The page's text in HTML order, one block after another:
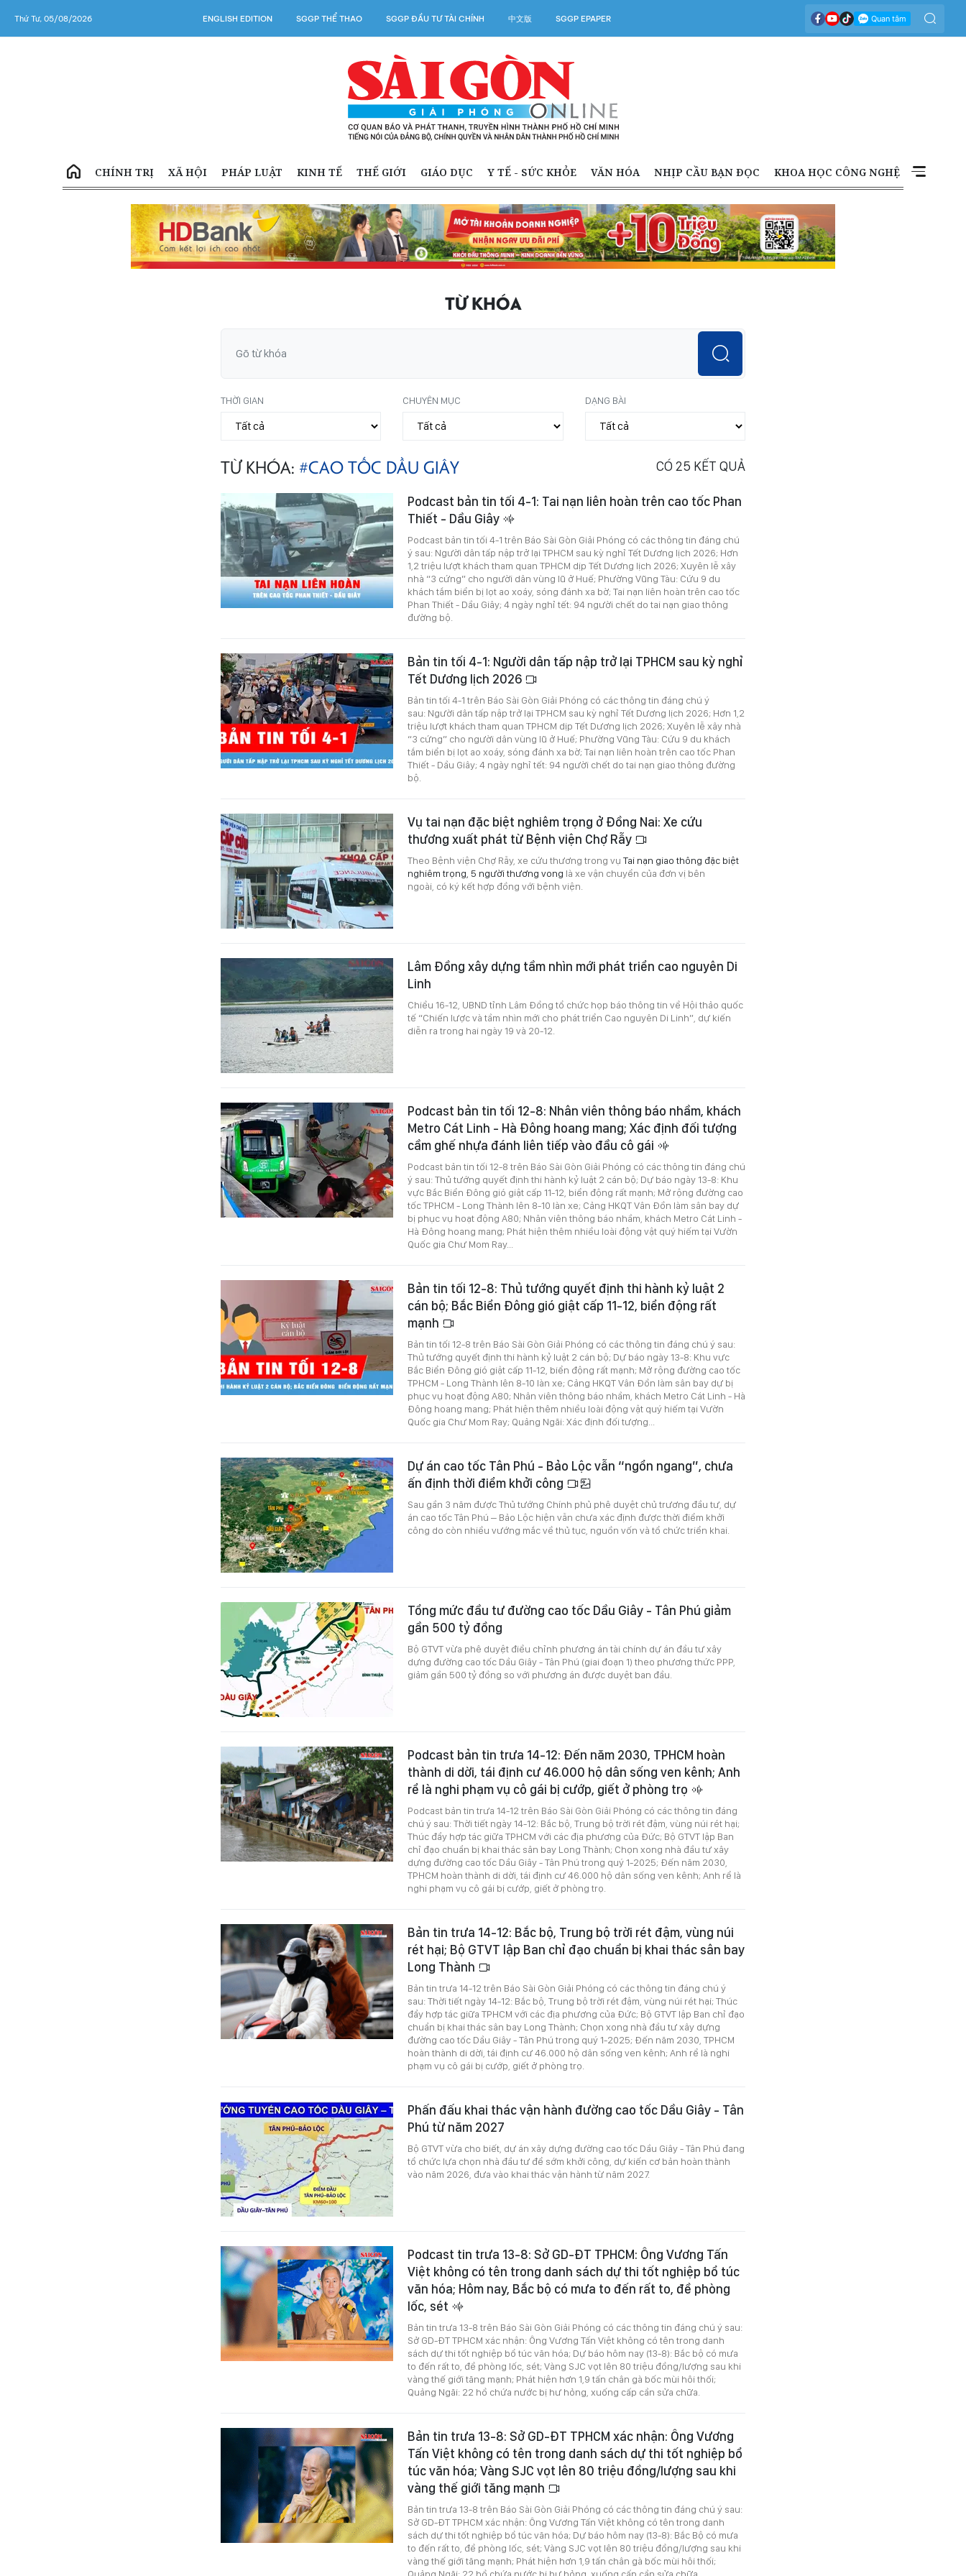
Thứ Tư, 05/08/2026 ENGLISH EDITION SGGP THỂ THAO SGGP ĐẦU TƯ TÀI CHÍNH 中文版 SGGP EPAPER
CHÍNH TRỊ XÃ HỘI PHÁP LUẬT KINH TẾ THẾ GIỚI GIÁO DỤC Y TẾ - SỨC KHỎE VĂN HÓA NHỊP CẦU BẠN ĐỌC KHOA HỌC CÔNG NGHỆ
TỪ KHÓA
THỜI GIAN CHUYÊN MỤC DẠNG BÀI
TỪ KHÓA: #CAO TỐC DẦU GIÂY CÓ 25 KẾT QUẢ
Podcast bản tin tối 4-1: Tai nạn liên hoàn trên cao tốc Phan
Thiết - Dầu Giây
Podcast bản tin tối 4-1 trên Báo Sài Gòn Giải Phóng có các thông tin đáng chú
ý sau: Người dân tấp nập trở lại TPHCM sau kỳ nghỉ Tết Dương lịch 2026; Hơn
1,2 triệu lượt khách tham quan TPHCM dịp Tết Dương lịch 2026; Xuyên lễ xây
nhà “3 cứng” cho người dân vùng lũ ở Huế; Phường Vũng Tàu: Cứu 9 du
khách tắm biển bị lọt ao xoáy, sóng đánh xa bờ; Tai nạn liên hoàn trên cao tốc
Phan Thiết - Dầu Giây; 4 ngày nghỉ tết: 94 người chết do tai nạn giao thông
đường bộ.
Bản tin tối 4-1: Người dân tấp nập trở lại TPHCM sau kỳ nghỉ
Tết Dương lịch 2026
Bản tin tối 4-1 trên Báo Sài Gòn Giải Phóng có các thông tin đáng chú ý
sau: Người dân tấp nập trở lại TPHCM sau kỳ nghỉ Tết Dương lịch 2026; Hơn 1,2
triệu lượt khách tham quan TPHCM dịp Tết Dương lịch 2026; Xuyên lễ xây nhà
“3 cứng” cho người dân vùng lũ ở Huế; Phường Vũng Tàu: Cứu 9 du khách
tắm biển bị lọt ao xoáy, sóng đánh xa bờ; Tai nạn liên hoàn trên cao tốc Phan
Thiết - Dầu Giây; 4 ngày nghỉ tết: 94 người chết do tai nạn giao thông đường
bộ.
Vụ tai nạn đặc biệt nghiêm trọng ở Đồng Nai: Xe cứu
thương xuất phát từ Bệnh viện Chợ Rẫy
Theo Bệnh viện Chợ Rẫy, xe cứu thương trong vụ Tai nạn giao thông đặc biệt
nghiêm trọng, 5 người thương vong là xe vận chuyển của đơn vị bên
ngoài, có ký kết hợp đồng với bệnh viện.
Lâm Đồng xây dựng tầm nhìn mới phát triển cao nguyên Di
Linh
Chiều 16-12, UBND tỉnh Lâm Đồng tổ chức họp báo thông tin về Hội thảo quốc
tế “Chiến lược và tầm nhìn mới cho phát triển Cao nguyên Di Linh”, dự kiến
diễn ra trong hai ngày 19 và 20-12.
Podcast bản tin tối 12-8: Nhân viên thông báo nhầm, khách
Metro Cát Linh - Hà Đông hoang mang; Xác định đối tượng
cầm ghế nhựa đánh liên tiếp vào đầu cô gái
Podcast bản tin tối 12-8 trên Báo Sài Gòn Giải Phóng có các thông tin đáng chú
ý sau: Thủ tướng quyết định thi hành kỷ luật 2 cán bộ; Dự báo ngày 13-8: Khu
vực Bắc Biển Đông gió giật cấp 11-12, biển động rất mạnh; Mở rộng đường cao
tốc TPHCM - Long Thành lên 8-10 làn xe; Cảng HKQT Vân Đồn làm sân bay dự
bị phục vụ hoạt động A80; Nhân viên thông báo nhầm, khách Metro Cát Linh -
Hà Đông hoang mang; Phát hiện thêm nhiều loài động vật quý hiếm tại Vườn
Quốc gia Chư Mom Ray...
Bản tin tối 12-8: Thủ tướng quyết định thi hành kỷ luật 2
cán bộ; Bắc Biển Đông gió giật cấp 11-12, biển động rất
mạnh
Bản tin tối 12-8 trên Báo Sài Gòn Giải Phóng có các thông tin đáng chú ý sau:
Thủ tướng quyết định thi hành kỷ luật 2 cán bộ; Dự báo ngày 13-8: Khu vực
Bắc Biển Đông gió giật cấp 11-12, biển động rất mạnh; Mở rộng đường cao tốc
TPHCM - Long Thành lên 8-10 làn xe; Cảng HKQT Vân Đồn làm sân bay dự bị
phục vụ hoạt động A80; Nhân viên thông báo nhầm, khách Metro Cát Linh - Hà
Đông hoang mang; Phát hiện thêm nhiều loài động vật quý hiếm tại Vườn
Quốc gia Chư Mom Ray; Quảng Ngãi: Xác định đối tượng...
Dự án cao tốc Tân Phú - Bảo Lộc vẫn “ngổn ngang”, chưa
ấn định thời điểm khởi công
Sau gần 3 năm được Thủ tướng Chính phủ phê duyệt chủ trương đầu tư, dự
án cao tốc Tân Phú – Bảo Lộc hiện vẫn chưa xác định được thời điểm khởi
công do còn nhiều vướng mắc về thủ tục, nguồn vốn và tổ chức triển khai.
Tổng mức đầu tư đường cao tốc Dầu Giây - Tân Phú giảm
gần 500 tỷ đồng
Bộ GTVT vừa phê duyệt điều chỉnh phương án tài chính dự án đầu tư xây
dựng đường cao tốc Dầu Giây - Tân Phú (giai đoạn 1) theo phương thức PPP,
giảm gần 500 tỷ đồng so với phương án được duyệt ban đầu.
Podcast bản tin trưa 14-12: Đến năm 2030, TPHCM hoàn
thành di dời, tái định cư 46.000 hộ dân sống ven kênh; Anh
rể là nghi phạm vụ cô gái bị cướp, giết ở phòng trọ
Podcast bản tin trưa 14-12 trên Báo Sài Gòn Giải Phóng có các thông tin đáng
chú ý sau: Thời tiết ngày 14-12: Bắc bộ, Trung bộ trời rét đậm, vùng núi rét hại;
Thúc đẩy hợp tác giữa TPHCM với các địa phương của Đức; Bộ GTVT lập Ban
chỉ đạo chuẩn bị khai thác sân bay Long Thành; Chọn xong nhà đầu tư xây
dựng đường cao tốc Dầu Giây - Tân Phú trong quý 1-2025; Đến năm 2030,
TPHCM hoàn thành di dời, tái định cư 46.000 hộ dân sống ven kênh; Anh rể là
nghi phạm vụ cô gái bị cướp, giết ở phòng trọ.
Bản tin trưa 14-12: Bắc bộ, Trung bộ trời rét đậm, vùng núi
rét hại; Bộ GTVT lập Ban chỉ đạo chuẩn bị khai thác sân bay
Long Thành
Bản tin trưa 14-12 trên Báo Sài Gòn Giải Phóng có các thông tin đáng chú ý
sau: Thời tiết ngày 14-12: Bắc bộ, Trung bộ trời rét đậm, vùng núi rét hại; Thúc
đẩy hợp tác giữa TPHCM với các địa phương của Đức; Bộ GTVT lập Ban chỉ đạo
chuẩn bị khai thác sân bay Long Thành; Chọn xong nhà đầu tư xây dựng
đường cao tốc Dầu Giây - Tân Phú trong quý 1-2025; Đến năm 2030, TPHCM
hoàn thành di dời, tái định cư 46.000 hộ dân sống ven kênh; Anh rể là nghi
phạm vụ cô gái bị cướp, giết ở phòng trọ.
Phấn đấu khai thác vận hành đường cao tốc Dầu Giây - Tân
Phú từ năm 2027
Bộ GTVT vừa cho biết, dự án xây dựng đường cao tốc Dầu Giây - Tân Phú đang
tổ chức lựa chọn nhà đầu tư để sớm khởi công, dự kiến cơ bản hoàn thành
vào năm 2026, đưa vào khai thác vận hành từ năm 2027.
Podcast tin trưa 13-8: Sở GD-ĐT TPHCM: Ông Vương Tấn
Việt không có tên trong danh sách dự thi tốt nghiệp bổ túc
văn hóa; Hôm nay, Bắc bộ có mưa to đến rất to, đề phòng
lốc, sét
Bản tin trưa 13-8 trên Báo Sài Gòn Giải Phóng có các thông tin đáng chú ý sau:
Sở GD-ĐT TPHCM xác nhận: Ông Vương Tấn Việt không có tên trong danh
sách dự thi tốt nghiệp bổ túc văn hóa; Dự báo hôm nay (13-8): Bắc bộ có mưa
to đến rất to, đề phòng lốc, sét; Vàng SJC vọt lên 80 triệu đồng/lượng sau khi
vàng thế giới tăng mạnh; Phát hiện hơn 1,9 tấn chân gà bốc mùi hôi thối;
Quảng Ngãi: 22 hồ chứa nước bị hư hỏng, xuống cấp cần sửa chữa.
Bản tin trưa 13-8: Sở GD-ĐT TPHCM xác nhận: Ông Vương
Tấn Việt không có tên trong danh sách dự thi tốt nghiệp bổ
túc văn hóa; Vàng SJC vọt lên 80 triệu đồng/lượng sau khi
vàng thế giới tăng mạnh
Bản tin trưa 13-8 trên Báo Sài Gòn Giải Phóng có các thông tin đáng chú ý sau:
Sở GD-ĐT TPHCM xác nhận: Ông Vương Tấn Việt không có tên trong danh
sách dự thi tốt nghiệp bổ túc văn hóa; Dự báo hôm nay (13-8): Bắc Bộ có mưa
to đến rất to, đề phòng lốc, sét; Vàng SJC vọt lên 80 triệu đồng/lượng sau khi
vàng thế giới tăng mạnh; Phát hiện hơn 1,9 tấn chân gà bốc mùi hôi thối;